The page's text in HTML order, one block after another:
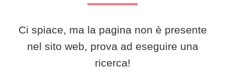
Ci spiace, ma la pagina non è presente
nel sito web, prova ad eseguire una
ricerca!